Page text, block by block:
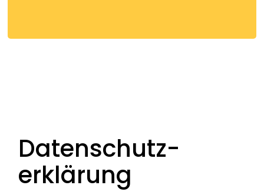
Datenschutz­
erklärung